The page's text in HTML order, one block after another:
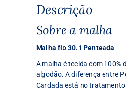
Descrição
Sobre a malha
Malha fio 30.1 Penteada
A malha é tecida com 100%
algodão. A diferença entre
Cardada está no